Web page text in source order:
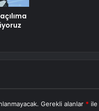
Gerekli alanlar * ile